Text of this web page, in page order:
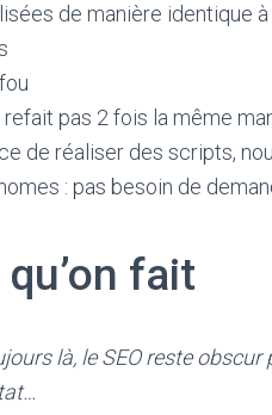
de manière identique
refait pas 2 fois la même
de réaliser des scripts,
: pas besoin de
fait
là, le SEO reste